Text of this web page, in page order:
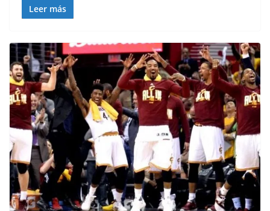
Leer más